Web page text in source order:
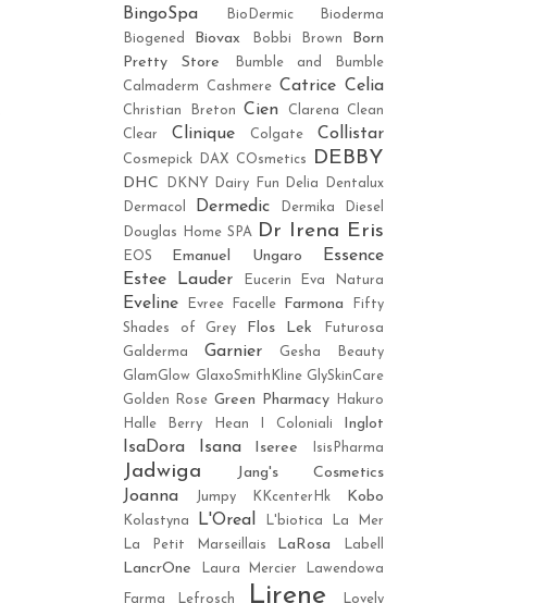
BingoSpa
BioDermic
Bioderma
Biogened
Biovax Bobbi Brown
Born
Pretty Store
Bumble and Bumble
Calmaderm
Cashmere Catrice Celia
Christian Breton Cien Clarena
Clean
Clear
Clinique Colgate Collistar
Cosmepick DAX COsmetics DEBBY
DHC DKNY Dairy Fun Delia
Dentalux
Dermacol
Dermedic Dermika
Diesel
Douglas Home SPA Dr Irena Eris
EOS Emanuel Ungaro
Essence
Estee Lauder
Eucerin Eva Natura
Eveline Evree Facelle Farmona
Fifty
Shades of Grey
Flos Lek
Futurosa
Galderma
Garnier
Gesha Beauty
GlamGlow GlaxoSmithKline GlySkinCare
Golden Rose Green Pharmacy
Hakuro
Halle Berry
Hean I Coloniali Inglot
IsaDora Isana Iseree IsisPharma
Jadwiga Jang's Cosmetics
Joanna Jumpy KKcenterHk Kobo
Kolastyna L'Oreal L'biotica
La Mer
La Petit Marseillais
LaRosa Labell
LancrOne Laura Mercier Lawendowa
Farma Lefrosch Lirene
Lovely